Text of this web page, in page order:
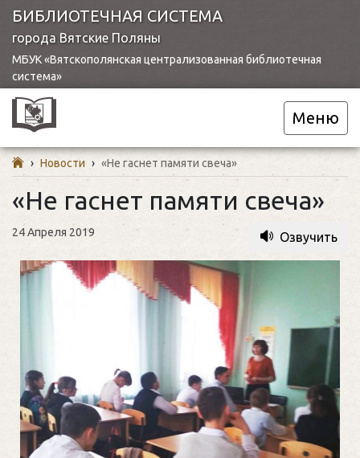
БИБЛИОТЕЧНАЯ СИСТЕМА
города Вятские Поляны
МБУК «Вятскополянская централизованная библиотечная
система»
Меню
› Новости › «Не гаснет памяти свеча»
«Не гаснет памяти свеча»
24 Апреля 2019 Озвучить